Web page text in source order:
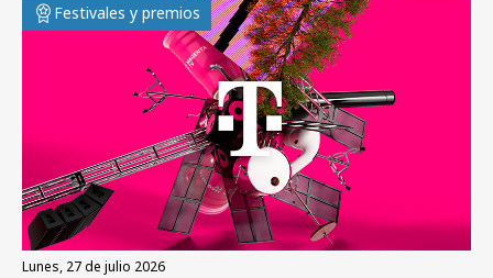
Festivales y premios
lunes, 27 de julio 2026